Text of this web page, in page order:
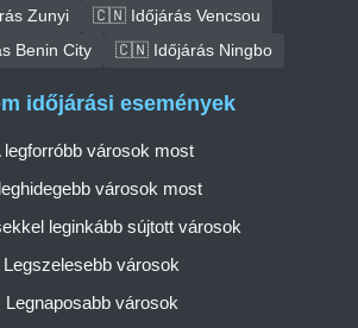
Zunyi
🇨🇳 Időjárás Vencsou
Benin City
🇨🇳 Időjárás Ningbo
időjárási események
legforróbb városok most
városok most
leginkább sújtott városok
Legszelesebb városok
Legnaposabb városok